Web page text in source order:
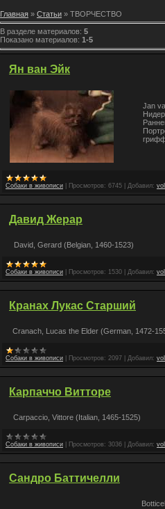
Главная » Статьи » ТВОРЧЕСТВО
В разделе материалов: 5
Показано материалов: 1-5
Ян ван Эйк
Jan
Собаки в живописи Просмотров: 6745 Добавил:
Давид Жерар
David, Gerard (Belgian, 1460-1523)
Собаки в живописи Просмотров: 1530 Добавил:
Кранах Лукас Старший
Cranach, Lucas the Elder (German, 1472-
Собаки в живописи Просмотров: 2097 Добавил:
Карпаччо Витторе
Carpaccio, Vittore (Italian, 1465-1525)
Собаки в живописи Просмотров: 3036 Добавил:
Сандро Баттичелли